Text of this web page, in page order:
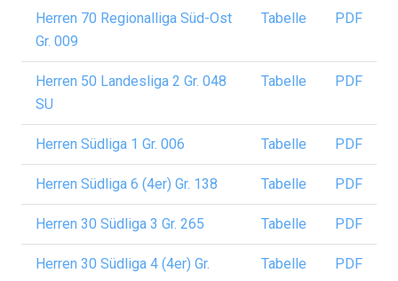
Herren 70 Regionalliga Süd-Ost
Gr. 009
Tabelle PDF
Herren 50 Landesliga 2 Gr. 048
SU
Tabelle PDF
Herren Südliga 1 Gr. 006 Tabelle PDF
Herren Südliga 6 (4er) Gr. 138 Tabelle PDF
Herren 30 Südliga 3 Gr. 265 Tabelle PDF
Herren 30 Südliga 4 (4er) Gr.
Tabelle PDF